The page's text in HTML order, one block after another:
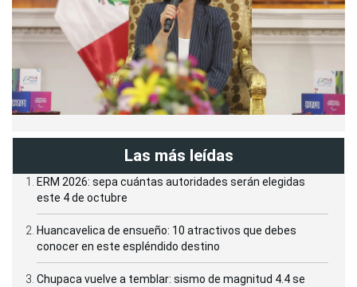
Las más leídas
ERM 2026: sepa cuántas autoridades serán elegidas
este 4 de octubre
Huancavelica de ensueño: 10 atractivos que debes
conocer en este espléndido destino
Chupaca vuelve a temblar: sismo de magnitud 4.4 se